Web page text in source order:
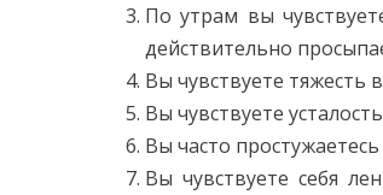
По утрам вы
действительно
Вы чувствуете тяжесть
Вы чувствуете
Вы часто
Вы чувствуете себя